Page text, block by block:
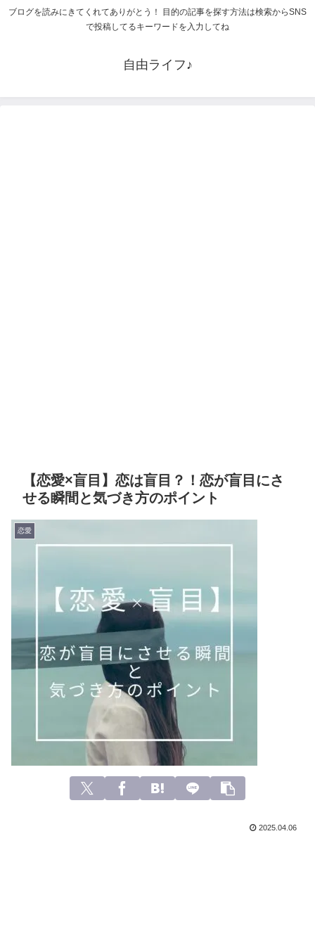
ブログを読みにきてくれてありがとう！ 目的の記事を探す方法は検索からSNS
で投稿してるキーワードを入力してね
自由ライフ♪
【恋愛×盲目】恋は盲目？！恋が盲目にさ
せる瞬間と気づき方のポイント
恋愛
2025.04.06